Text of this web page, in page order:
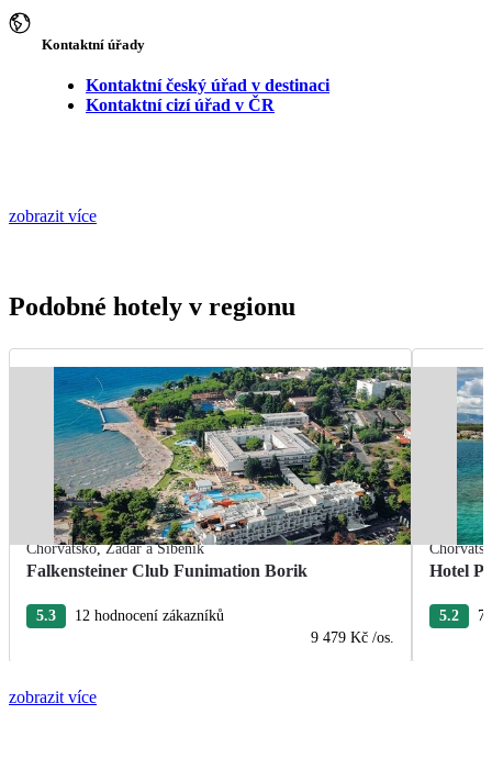
Kontaktní úřady
Kontaktní český úřad v destinaci
Kontaktní cizí úřad v ČR
zobrazit více
Podobné hotely v regionu
Chorvatsko,Zadar a Šibenik
Falkensteiner Club Funimation Borik
5.3
12 hodnocení zákazníků
9 479 Kč /os.
Hotel
5.2 7
zobrazit více